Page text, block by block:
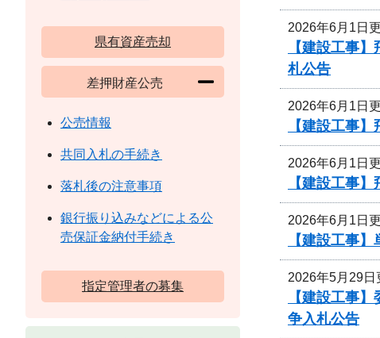
2026年6月1日
【建設工事
札公告
2026年6月1日
【建設工事
2026年6月1日
【建設工事
2026年6月1日
【建設工事
2026年5月29日
【建設工事
争入札公告
県有資産売却
差押財産公売
公売情報
共同入札の手続き
落札後の注意事項
銀行振り込みなどによる公
売保証金納付手続き
指定管理者の募集